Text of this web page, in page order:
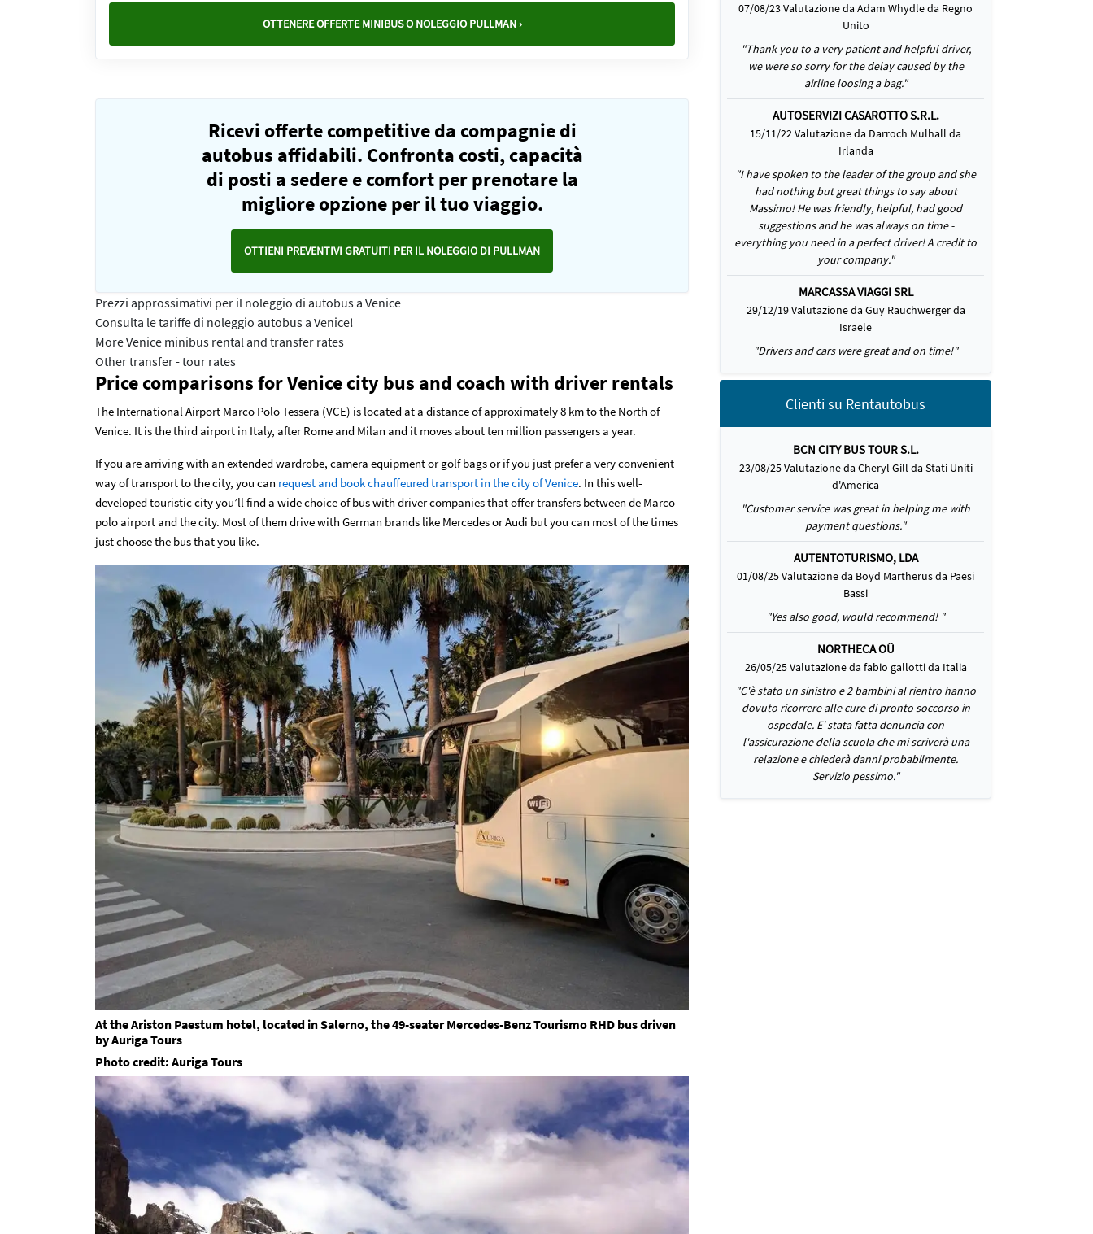
OTTENERE OFFERTE MINIBUS O NOLEGGIO PULLMAN ›
Ricevi offerte competitive da compagnie di
autobus affidabili. Confronta costi, capacità
di posti a sedere e comfort per prenotare la
migliore opzione per il tuo viaggio.
OTTIENI PREVENTIVI GRATUITI PER IL NOLEGGIO DI PULLMAN
Prezzi approssimativi per il noleggio di autobus a Venice
Consulta le tariffe di noleggio autobus a Venice!
More Venice minibus rental and transfer rates
Other transfer - tour rates
Price comparisons for Venice city bus and coach with driver rentals
The International Airport Marco Polo Tessera (VCE) is located at a distance of approximately 8 km to the North of
Venice. It is the third airport in Italy, after Rome and Milan and it moves about ten million passengers a year.
If you are arriving with an extended wardrobe, camera equipment or golf bags or if you just prefer a very convenient
way of transport to the city, you can request and book chauffeured transport in the city of Venice. In this well-
developed touristic city you’ll find a wide choice of bus with driver companies that offer transfers between de Marco
polo airport and the city. Most of them drive with German brands like Mercedes or Audi but you can most of the times
just choose the bus that you like.
At the Ariston Paestum hotel, located in Salerno, the 49-seater Mercedes-Benz Tourismo RHD bus driven
by Auriga Tours
Photo credit: Auriga Tours
07/08/23 Valutazione da Adam Whydle da Regno
Unito
"Thank you to a very patient and helpful driver,
we were so sorry for the delay caused by the
airline loosing a bag."
AUTOSERVIZI CASAROTTO S.R.L.
15/11/22 Valutazione da Darroch Mulhall da
Irlanda
"I have spoken to the leader of the group and she
had nothing but great things to say about
Massimo! He was friendly, helpful, had good
suggestions and he was always on time -
everything you need in a perfect driver! A credit to
your company."
MARCASSA VIAGGI SRL
29/12/19 Valutazione da Guy Rauchwerger da
Israele
"Drivers and cars were great and on time!"
Clienti su Rentautobus
BCN CITY BUS TOUR S.L.
23/08/25 Valutazione da Cheryl Gill da Stati Uniti
d'America
"Customer service was great in helping me with
payment questions."
AUTENTOTURISMO, LDA
01/08/25 Valutazione da Boyd Martherus da Paesi
Bassi
"Yes also good, would recommend! "
NORTHECA OÜ
26/05/25 Valutazione da fabio gallotti da Italia
"C'è stato un sinistro e 2 bambini al rientro hanno
dovuto ricorrere alle cure di pronto soccorso in
ospedale. E' stata fatta denuncia con
l'assicurazione della scuola che mi scriverà una
relazione e chiederà danni probabilmente.
Servizio pessimo."